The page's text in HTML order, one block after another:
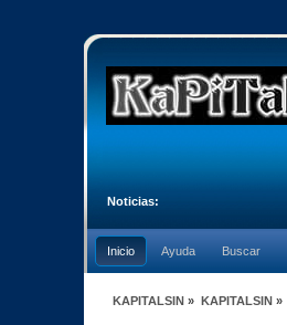
Noticias:
Inicio Ayuda Buscar
KAPITALSIN » KAPITALSIN»